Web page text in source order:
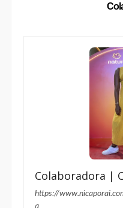
Colaboradora |
https://